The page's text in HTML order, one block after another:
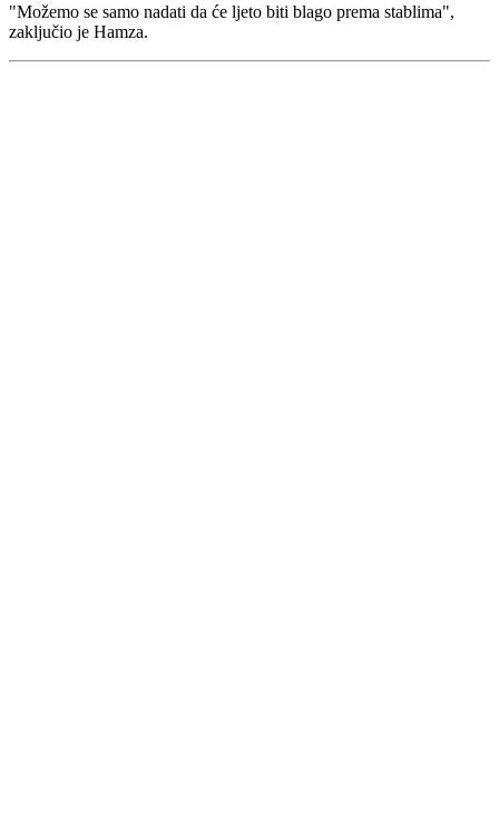
"Možemo se samo nadati da će ljeto biti blago prema stablima",
zaključio je Hamza.